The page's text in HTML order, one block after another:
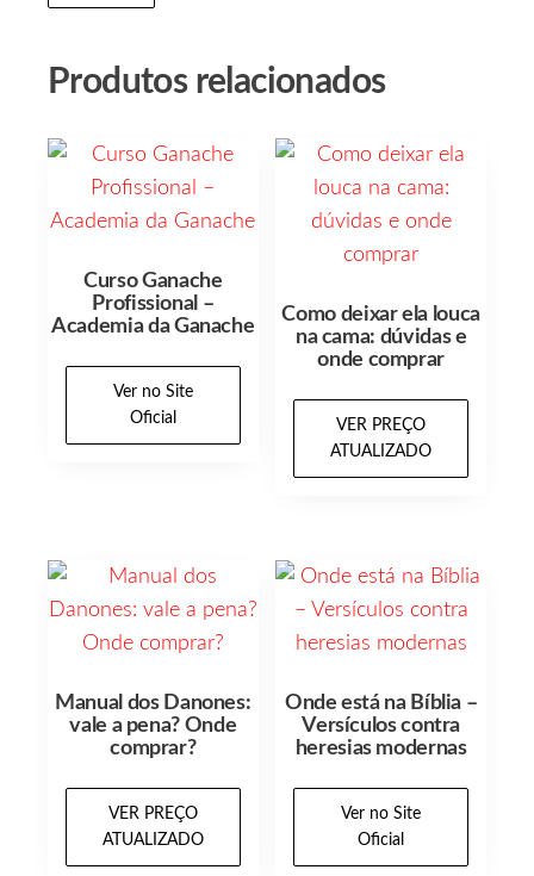
Produtos relacionados
Curso Ganache
Profissional –
Academia da Ganache
Ver no Site
Oficial
Como deixar ela louca
na cama: dúvidas e
onde comprar
VER PREÇO
ATUALIZADO
Manual dos Danones:
vale a pena? Onde
comprar?
VER PREÇO
ATUALIZADO
Onde está na Bíblia –
Versículos contra
heresias modernas
Ver no Site
Oficial